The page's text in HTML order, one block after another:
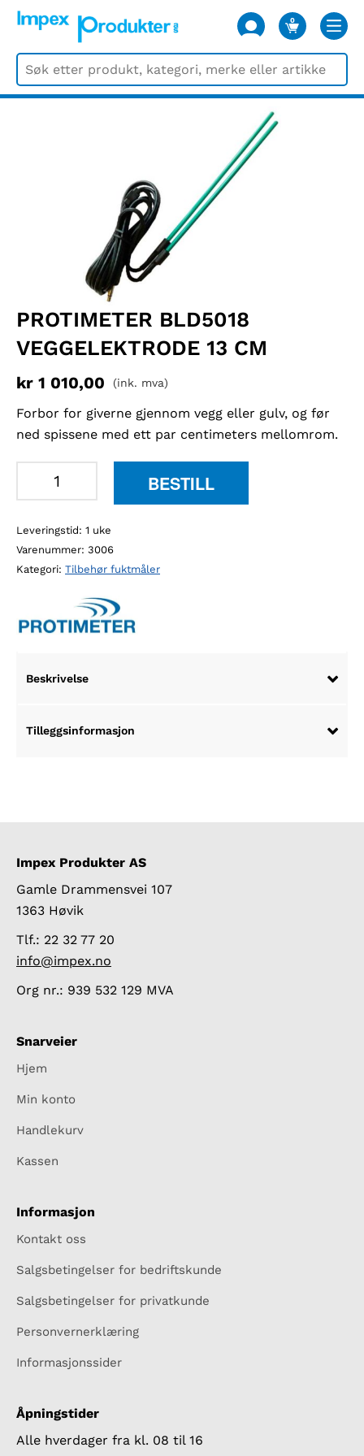
0
VARER
PROTIMETER BLD5018
VEGGELEKTRODE 13 CM
kr 1 010,00 (ink. mva)
Forbor for giverne gjennom vegg eller gulv, og før
ned spissene med ett par centimeters mellomrom.
13
cm
antall
BESTILL
Leveringstid: 1 uke
Varenummer: 3006
Kategori: Tilbehør fuktmåler
Beskrivelse
Tilleggsinformasjon
Impex Produkter AS
Gamle Drammensvei 107
1363 Høvik
Tlf.: 22 32 77 20
info@impex.no
Org nr.: 939 532 129 MVA
Snarveier
Hjem
Min konto
Handlekurv
Kassen
Informasjon
Kontakt oss
Salgsbetingelser for bedriftskunde
Salgsbetingelser for privatkunde
Personvernerklæring
Informasjonssider
Åpningstider
Alle hverdager fra kl. 08 til 16